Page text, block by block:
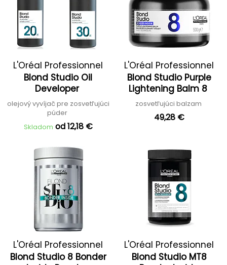
L'Oréal Professionnel
Blond Studio Oil
Developer
olejový vyvíjač pre zosvetľujúci
púder
Skladom od 12,18 €
L'Oréal Professionnel
Blond Studio Purple
Lightening Balm 8
zosvetľujúci balzam
49,28 €
L'Oréal Professionnel
Blond Studio 8 Bonder
L'Oréal Professionnel
Blond Studio MT8